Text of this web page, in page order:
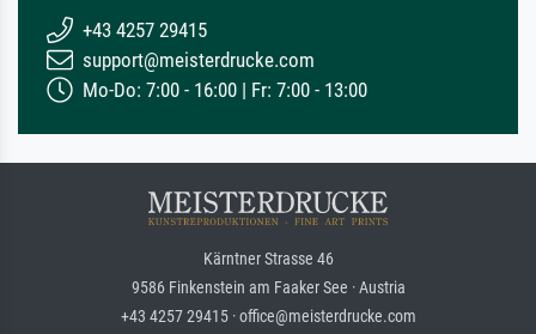
+43 4257 29415
support@meisterdrucke.com
Mo-Do: 7:00 - 16:00 | Fr: 7:00 - 13:00
Kärntner Strasse 46
9586 Finkenstein am Faaker See · Austria
+43 4257 29415 · office@meisterdrucke.com